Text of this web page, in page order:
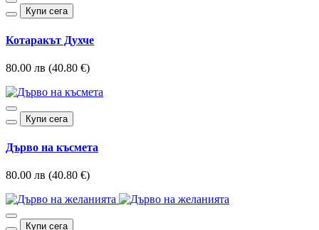
Купи сега
Котаракът Духче
80.00 лв (40.80 €)
Купи сега
Дърво на късмета
80.00 лв (40.80 €)
Купи сега